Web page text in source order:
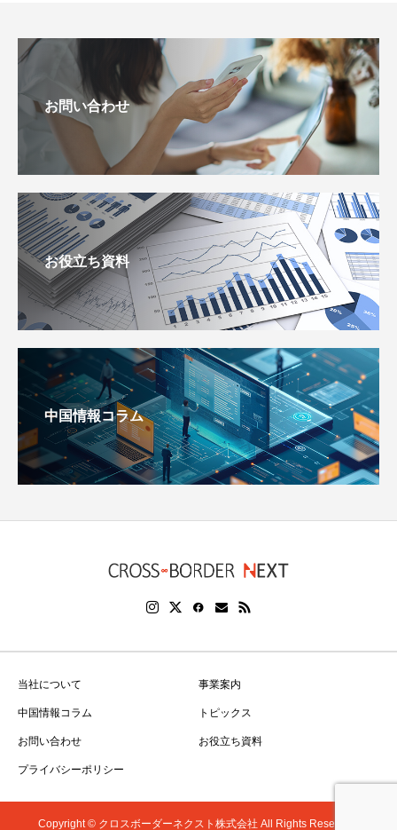
お問い合わせ
お役立ち資料
中国情報コラム
当社について 事業案内
中国情報コラム トピックス
お問い合わせ お役立ち資料
プライバシーポリシー
Copyright © クロスボーダーネクスト株式会社 All Rights Reserved.